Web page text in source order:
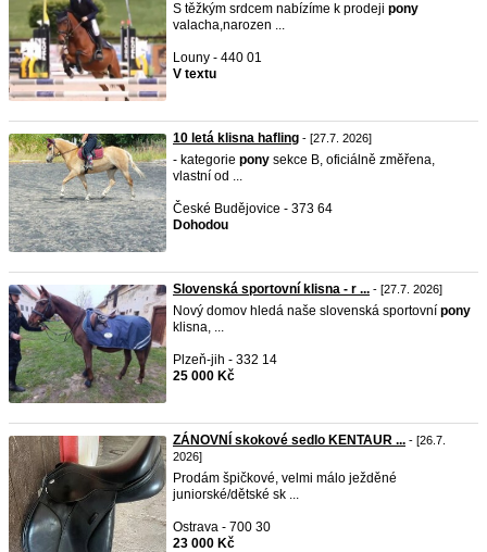
S těžkým srdcem nabízíme k prodeji pony
valacha,narozen ...
Louny - 440 01
V textu
10 letá klisna hafling - [27.7. 2026]
- kategorie pony sekce B, oficiálně změřena,
vlastní od ...
České Budějovice - 373 64
Dohodou
Slovenská sportovní klisna - r ... - [27.7. 2026]
Nový domov hledá naše slovenská sportovní pony
klisna, ...
Plzeň-jih - 332 14
25 000 Kč
ZÁNOVNÍ skokové sedlo KENTAUR ... - [26.7.
2026]
Prodám špičkové, velmi málo ježděné
juniorské/dětské sk ...
Ostrava - 700 30
23 000 Kč